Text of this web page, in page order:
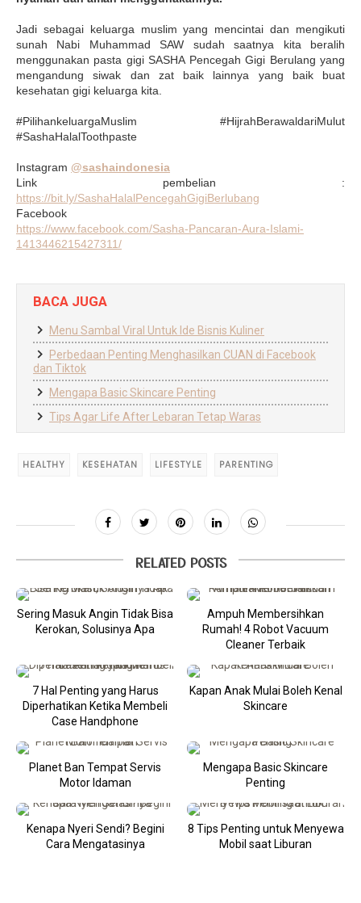
Jadi sebagai keluarga muslim yang mencintai dan mengikuti
sunah Nabi Muhammad SAW sudah saatnya kita beralih
menggunakan pasta gigi SASHA Pencegah Gigi Berulang yang
mengandung siwak dan zat baik lainnya yang baik buat
kesehatan gigi keluarga kita.
#PilihankeluargaMuslim #HijrahBerawaldariMulut
#SashaHalalToothpaste
Instagram @sashaindonesia
Link pembelian :
https://bit.ly/SashaHalalPencegahGigiBerlubang
Facebook
https://www.facebook.com/Sasha-Pancaran-Aura-Islami-
1413446215427311/
BACA JUGA
Menu Sambal Viral Untuk Ide Bisnis Kuliner
Perbedaan Penting Menghasilkan CUAN di Facebook
dan Tiktok
Mengapa Basic Skincare Penting
Tips Agar Life After Lebaran Tetap Waras
HEALTHY KESEHATAN LIFESTYLE PARENTING
RELATED POSTS
Sering Masuk Angin Tidak Bisa
Kerokan, Solusinya Apa
Ampuh Membersihkan
Rumah! 4 Robot Vacuum
Cleaner Terbaik
7 Hal Penting yang Harus
Diperhatikan Ketika Membeli
Case Handphone
Kapan Anak Mulai Boleh Kenal
Skincare
Planet Ban Tempat Servis
Motor Idaman
Mengapa Basic Skincare
Penting
Kenapa Nyeri Sendi? Begini
Cara Mengatasinya
8 Tips Penting untuk Menyewa
Mobil saat Liburan